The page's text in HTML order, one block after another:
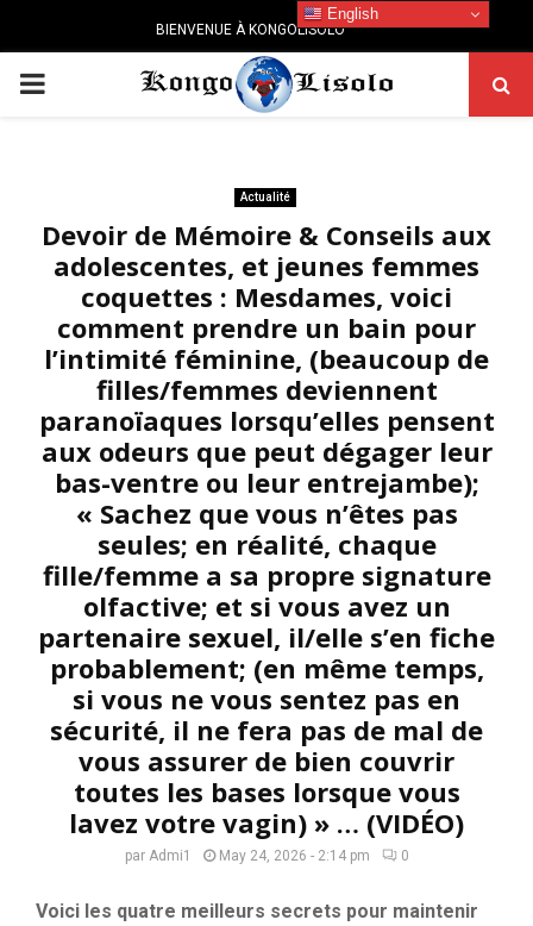
BIENVENUE À KONGOLISOLO
PRIMARY
Actualité
Devoir de Mémoire & Conseils aux
adolescentes, et jeunes femmes
coquettes : Mesdames, voici
comment prendre un bain pour
l’intimité féminine, (beaucoup de
filles/femmes deviennent
paranoïaques lorsqu’elles pensent
aux odeurs que peut dégager leur
bas-ventre ou leur entrejambe);
« Sachez que vous n’êtes pas
seules; en réalité, chaque
fille/femme a sa propre signature
olfactive; et si vous avez un
partenaire sexuel, il/elle s’en fiche
probablement; (en même temps,
si vous ne vous sentez pas en
sécurité, il ne fera pas de mal de
vous assurer de bien couvrir
toutes les bases lorsque vous
lavez votre vagin) » … (VIDÉO)
par Admi1 May 24, 2026 - 2:14 pm 0
Voici les quatre meilleurs secrets pour maintenir
English